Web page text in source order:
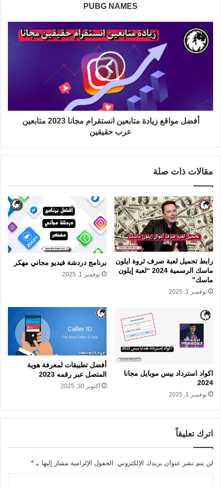
PUBG NAMES
أفضل مواقع زيادة متابعين انستقرام مجانا 2023 متابعين
عرب حقيقين
مقالات ذات صلة
رابط تحميل لعبة صرف ثروة ايلون
ماسك الرسمية 2024 “لعبة إيلون
ماسك”
نوفمبر 1, 2025
برنامج دردشة فيديو مجاني مهكر
نوفمبر 1, 2025
اكواد استرداد بيس موبايل مجانا
2024
نوفمبر 1, 2025
أفضل تطبيقات لمعرفة هوية
المتصل عبر رقمه 2023
أكتوبر 30, 2025
اترك تعليقاً
لن يتم نشر عنوان بريدك الإلكتروني. الحقول الإلزامية مشار إليها بـ *